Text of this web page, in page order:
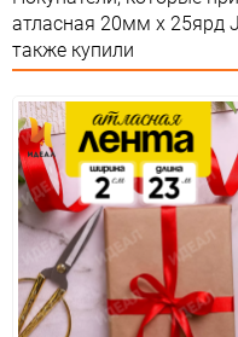
Страна изготовителя
Предназначение товара
Сертификация
Особые условия
Минимальное количество
Количество в коробке
атласная 20мм х 25ярд
также купили